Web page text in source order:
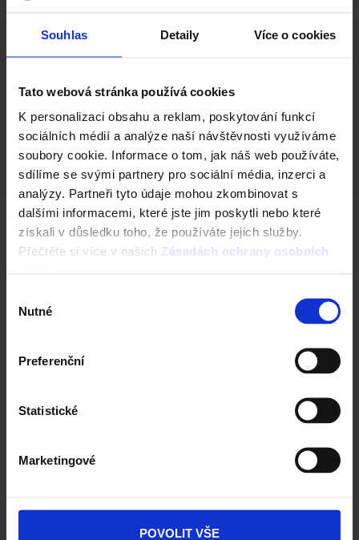
Souhlas Detaily Více o cookies
Tato webová stránka používá cookies
K personalizaci obsahu a reklam, poskytování funkcí
sociálních médií a analýze naší návštěvnosti využíváme
soubory cookie. Informace o tom, jak náš web používáte,
sdílíme se svými partnery pro sociální média, inzerci a
analýzy. Partneři tyto údaje mohou zkombinovat s
dalšími informacemi, které jste jim poskytli nebo které
získali v důsledku toho, že používáte jejich služby.
Přečtěte si více v našich Zásadách ochrany osobních
souhlasu
Nutné
Preferenční
Statistické
Marketingové
POVOLIT VŠE
Zatížení
Číslo produktu (SAP)
648611328
Skladba 1 vrstvy
Zatížení
Další barevné varianty